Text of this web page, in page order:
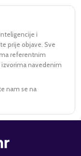
i
prije objave. Sve
referentnim
navedenim
nam se na